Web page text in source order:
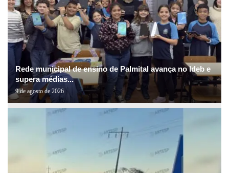
Rede municipal de ensino de Palmital avança no Ideb e
supera médias...
9 de agosto de 2026